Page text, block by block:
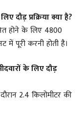
दौड़ प्रक्रिया क्या है?
होने के लिए 4800
में पूरी करनी होती है।
के लिए दौड़
2.4 किलोमीटर की